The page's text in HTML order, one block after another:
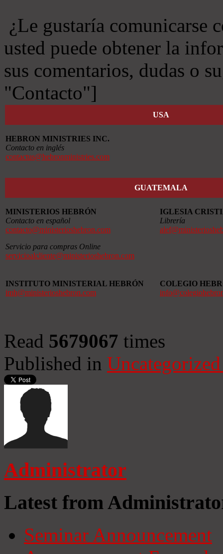
¿Le gustaría comunicarse
usted puede obtener la
sus comentarios, dudas o
"Contacto"]
USA
HEBRON MINISTRIES INC.
Contacto en inglés
contactus@hebronministries.com
GUATEMALA
MINISTERIOS HEBRÓN
Contacto en español
contacto@ministerioshebron.com
Servicio para compras Online
servicioalcliente@ministerioshebron.com
IGLESIA
Librería
INSTITUTO MINISTERIAL HEBRÓN
imh@ministerioshebron.com
COLEGIO
Read 5679067 times
Published in
Administrator
Latest from
Seminar Announcement